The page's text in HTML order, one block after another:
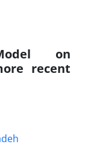
on
recent